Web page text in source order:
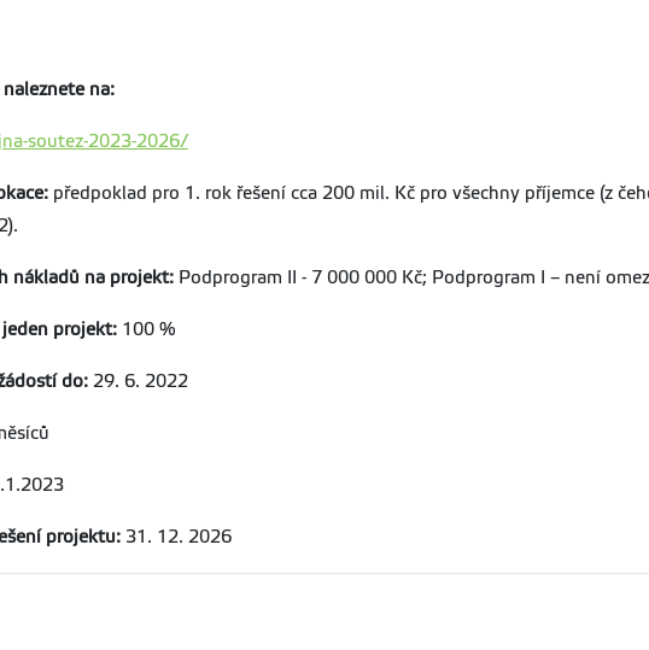
na:
soutez-2023-2026/
předpoklad pro 1. rok řešení cca 200 mil. Kč pro všechny příjemce (z
nákladů na projekt: Podprogram II - 7 000 000 Kč; Podprogram I – není
projekt: 100 %
do: 29. 6. 2022
projektu: 31. 12. 2026